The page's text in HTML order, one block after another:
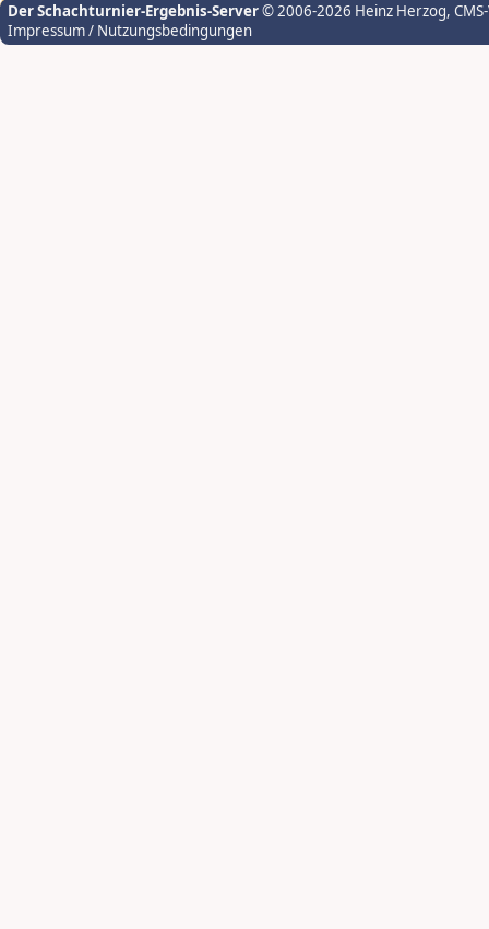
Der Schachturnier-Ergebnis-Server© 2006-2026 Heinz Herzog,
Impressum / Nutzungsbedingungen